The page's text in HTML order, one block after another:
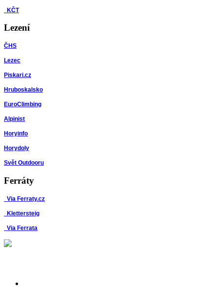
KČT
Lezení
ČHS
Lezec
Piskari.cz
Hruboskalsko
EuroClimbing
Alpinist
Horyinfo
Horydoly
Svět Outdooru
Ferráty
Via Ferraty.cz
Klettersteig
Via Ferrata